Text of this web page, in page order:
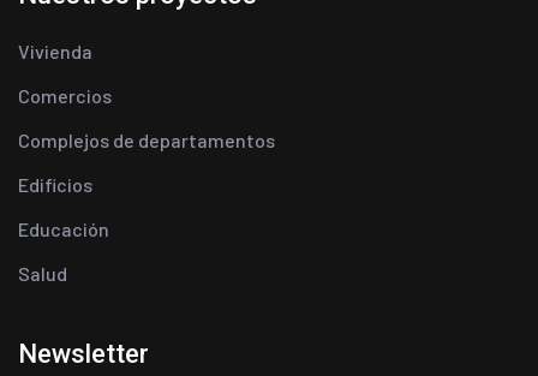
Vivienda
Comercios
Complejos de departamentos
Edificios
Educación
Salud
Newsletter